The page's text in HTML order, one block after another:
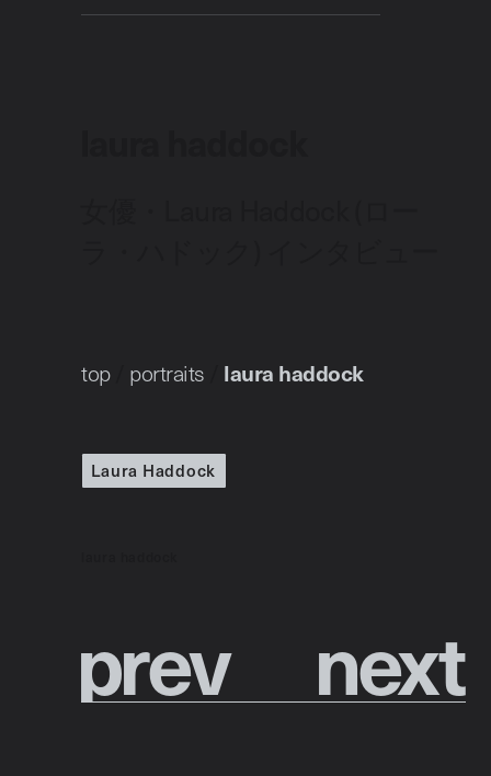
top/ portraits laura haddock
Laura Haddock
prev next